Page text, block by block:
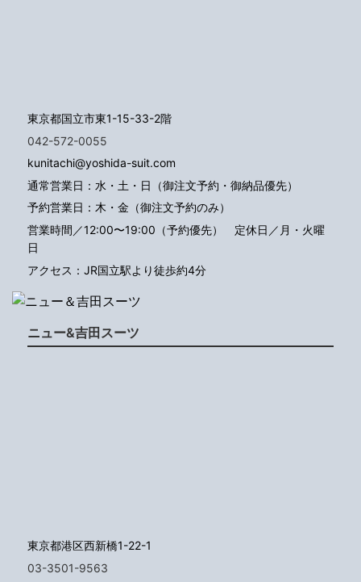
東京都国立市東1-15-33-2階
042-572-0055
kunitachi@yoshida-suit.com
通常営業日：水・土・日（御注文予約・御納品優先）
予約営業日：木・金（御注文予約のみ）
営業時間／12:00〜19:00（予約優先） 定休日／月・火曜
日
アクセス：JR国立駅より徒歩約4分
ニュー&吉田スーツ
東京都港区西新橋1-22-1
03-3501-9563